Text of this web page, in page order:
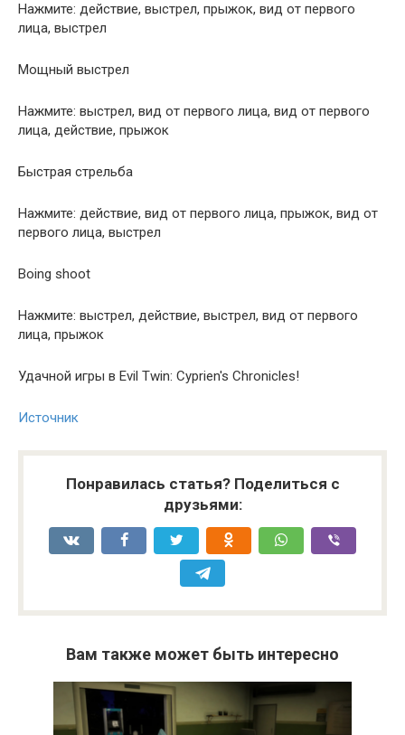
Нажмите: действие, выстрел, прыжок, вид от первого
лица, выстрел
Мощный выстрел
Нажмите: выстрел, вид от первого лица, вид от первого
лица, действие, прыжок
Быстрая стрельба
Нажмите: действие, вид от первого лица, прыжок, вид от
первого лица, выстрел
Boing shoot
Нажмите: выстрел, действие, выстрел, вид от первого
лица, прыжок
Удачной игры в Evil Twin: Cyprien's Chronicles!
Источник
Понравилась статья? Поделиться с
друзьями:
Вам также может быть интересно